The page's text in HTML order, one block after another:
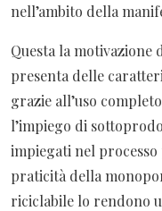
nell’ambito della
Questa la
presenta delle
grazie all’uso
l’impiego di
impiegati nel
praticità della
riciclabile lo rendono